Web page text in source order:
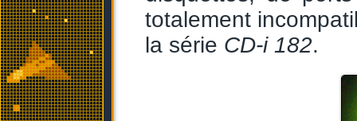
totalement
la série CD-i 182.